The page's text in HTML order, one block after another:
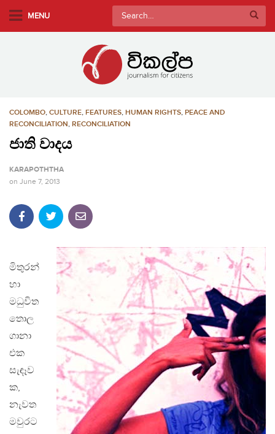
MENU
Search
for:
COLOMBO, CULTURE, FEATURES, HUMAN RIGHTS, PEACE AND
RECONCILIATION, RECONCILIATION
ජාති වාදය
KARAPOTHTHA
on June 7, 2013
මිතුරන්
හා
මධුවිත
තොල
ගානා
එක
සැඳෑව
ක,
නැවත
මවුරට